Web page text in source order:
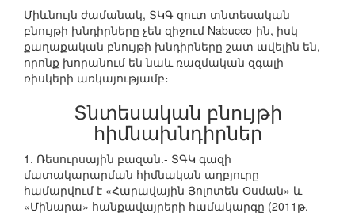
Միևնույն ժամանակ, ՏԿԳ զուտ տնտեսական
բնույթի խնդիրները չեն զիջում Nabucco-ին, իսկ
քաղաքական բնույթի խնդիրները շատ ավելին են,
որոնք խորանում են նաև ռազմական զգալի
ռիսկերի առկայությամբ։
Տնտեսական բնույթի
հիմնախնդիրներ
1. Ռեսուրսային բազան.- ՏԳԿ գազի
մատակարարման հիմնական աղբյուրը
համարվում է «Հարավային Յոլոտեն-Օսման» և
«Մինարա» հանքավայրերի համակարգը (2011թ.